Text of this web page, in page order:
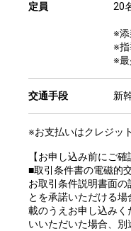
定員 20
※添
※指
※最
交通手段 新
※お支払いはクレジッ
【お申し込み前にご確
■取引条件書の電磁的
お取引条件説明書面
とを承諾いただける
載のうえお申し込み
いいただいた場合、